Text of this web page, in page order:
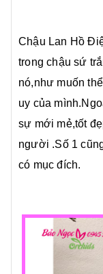
Chậu Lan Hồ
trong chậu sứ
nó,như muốn
uy của
sự mới mẻ,tốt
người .Số 1
có mục đích.